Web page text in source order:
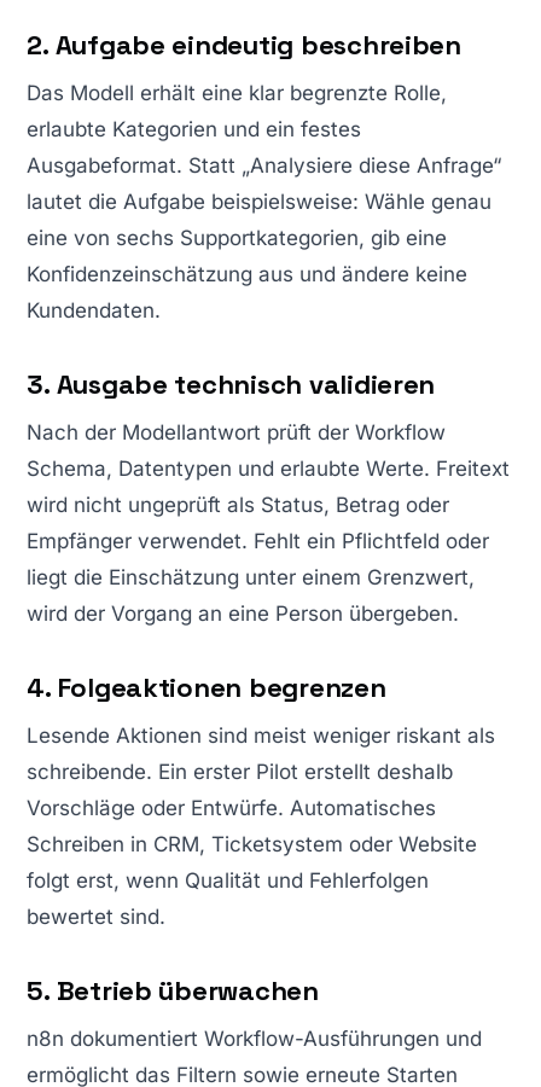
2. Aufgabe eindeutig beschreiben
Das Modell erhält eine klar begrenzte Rolle,
erlaubte Kategorien und ein festes
Ausgabeformat. Statt „Analysiere diese Anfrage“
lautet die Aufgabe beispielsweise: Wähle genau
eine von sechs Supportkategorien, gib eine
Konfidenzeinschätzung aus und ändere keine
Kundendaten.
3. Ausgabe technisch validieren
Nach der Modellantwort prüft der Workflow
Schema, Datentypen und erlaubte Werte. Freitext
wird nicht ungeprüft als Status, Betrag oder
Empfänger verwendet. Fehlt ein Pflichtfeld oder
liegt die Einschätzung unter einem Grenzwert,
wird der Vorgang an eine Person übergeben.
4. Folgeaktionen begrenzen
Lesende Aktionen sind meist weniger riskant als
schreibende. Ein erster Pilot erstellt deshalb
Vorschläge oder Entwürfe. Automatisches
Schreiben in CRM, Ticketsystem oder Website
folgt erst, wenn Qualität und Fehlerfolgen
bewertet sind.
5. Betrieb überwachen
n8n dokumentiert Workflow-Ausführungen und
ermöglicht das Filtern sowie erneute Starten